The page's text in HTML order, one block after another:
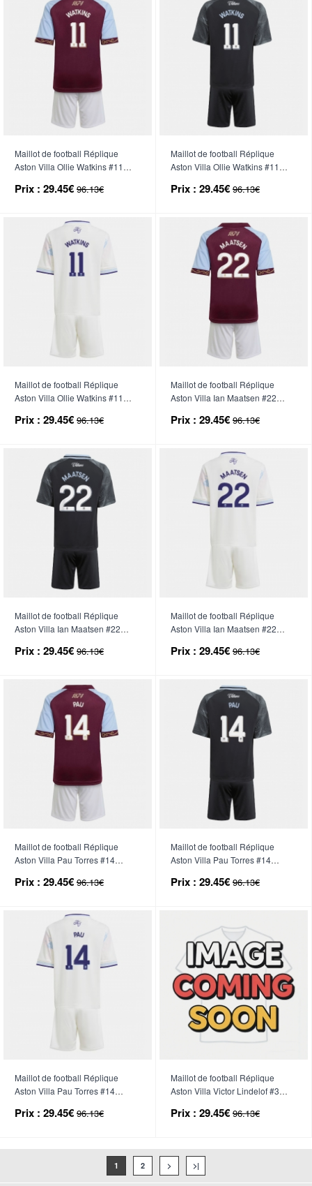
Maillot de football Réplique
Aston Villa Ollie Watkins #11
Manche Courte (+ Pantalon
Prix : 29.45€ 96.13€
Maillot de football Réplique
Aston Villa Ollie Watkins #11
Manche Courte (+ Pantalon
Prix : 29.45€ 96.13€
Maillot de football Réplique
Aston Villa Ollie Watkins #11
Manche Courte (+ Pantalon
Prix : 29.45€ 96.13€
Maillot de football Réplique
Aston Villa Ian Maatsen #22
Manche Courte (+ Pantalon
Prix : 29.45€ 96.13€
Maillot de football Réplique
Aston Villa Ian Maatsen #22
Manche Courte (+ Pantalon
Prix : 29.45€ 96.13€
Maillot de football Réplique
Aston Villa Ian Maatsen #22
Manche Courte (+ Pantalon
Prix : 29.45€ 96.13€
Maillot de football Réplique
Aston Villa Pau Torres #14
Manche Courte (+ Pantalon
Prix : 29.45€ 96.13€
Maillot de football Réplique
Aston Villa Pau Torres #14
Manche Courte (+ Pantalon
Prix : 29.45€ 96.13€
Maillot de football Réplique
Aston Villa Pau Torres #14
Manche Courte (+ Pantalon
Prix : 29.45€ 96.13€
Maillot de football Réplique
Aston Villa Victor Lindelof #3
Manche Courte (+ Pantalon
Prix : 29.45€ 96.13€
1 2 > >|